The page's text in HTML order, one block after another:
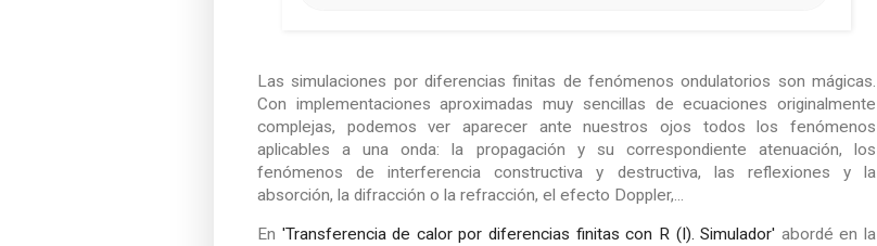
Las simulaciones por diferencias finitas de fenómenos ondulatorios son mágicas.
Con implementaciones aproximadas muy sencillas de ecuaciones originalmente
complejas, podemos ver aparecer ante nuestros ojos todos los fenómenos
aplicables a una onda: la propagación y su correspondiente atenuación, los
fenómenos de interferencia constructiva y destructiva, las reflexiones y la
absorción, la difracción o la refracción, el efecto Doppler,...
En 'Transferencia de calor por diferencias finitas con R (I). Simulador' abordé en la